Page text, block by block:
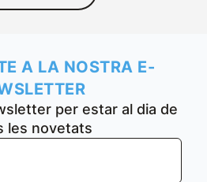
A LA NOSTRA E-
per estar al dia de
les novetats